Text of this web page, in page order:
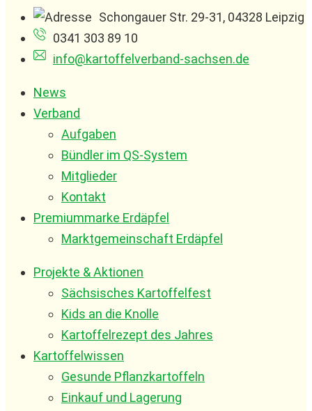
Schongauer Str. 29-31, 04328 Leipzig
0341 303 89 10
info@kartoffelverband-sachsen.de
News
Verband
Aufgaben
Bündler im QS-System
Mitglieder
Kontakt
Premiummarke Erdäpfel
Marktgemeinschaft Erdäpfel
Projekte & Aktionen
Sächsisches Kartoffelfest
Kids an die Knolle
Kartoffelrezept des Jahres
Kartoffelwissen
Gesunde Pflanzkartoffeln
Einkauf und Lagerung